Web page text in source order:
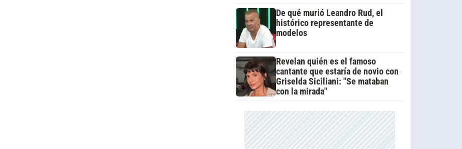
De qué murió Leandro Rud, el
histórico representante de
modelos
Revelan quién es el famoso
cantante que estaría de novio con
Griselda Siciliani: "Se mataban
con la mirada"